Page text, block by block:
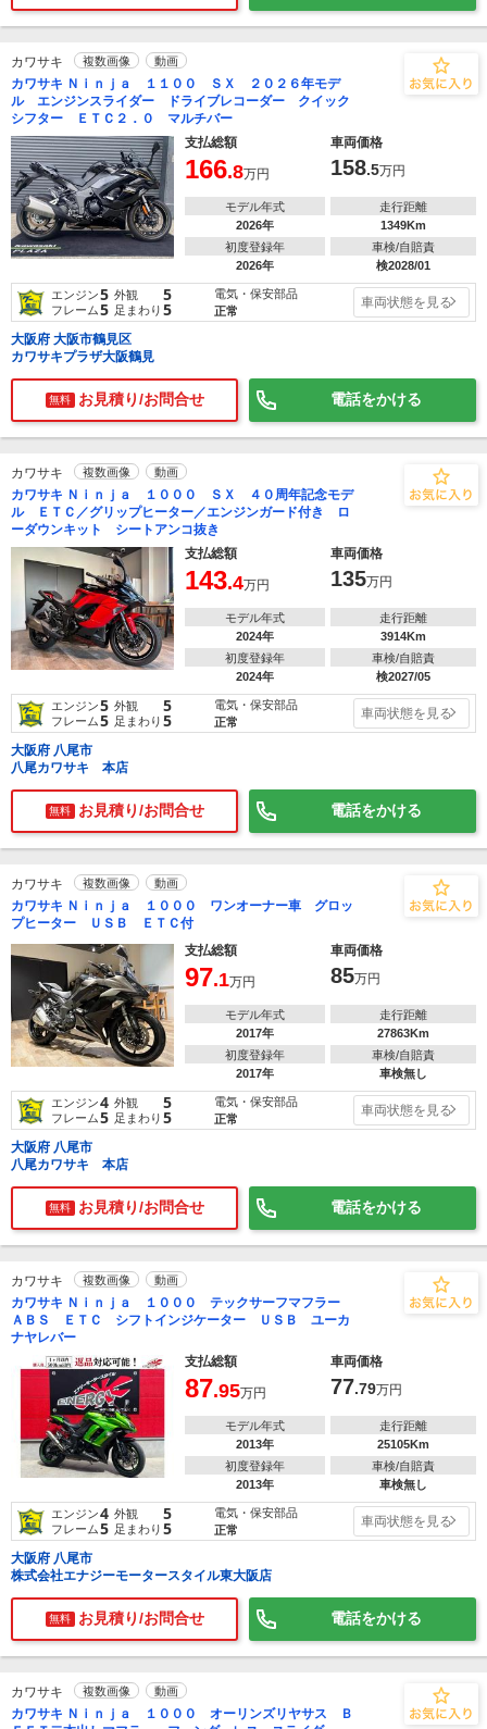
カワサキ 複数画像 動画
カワサキ Ｎｉｎｊａ １１００ ＳＸ ２０２６年モデ
ル エンジンスライダー ドライブレコーダー クイック
シフター ＥＴＣ２．０ マルチバー
支払総額
車両価格
166.8万円 158.5万円
モデル年式
2026年
走行距離
1349Km
初度登録年
2026年
車検/自賠責
検2028/01
エンジン5 外観 5
フレーム5 足まわり 5
電気・保安部品
正常
車両状態を見る
大阪府 大阪市鶴見区
カワサキプラザ大阪鶴見
無料 お見積り/お問合せ 電話をかける
カワサキ 複数画像 動画
カワサキ Ｎｉｎｊａ １０００ ＳＸ ４０周年記念モデ
ル ＥＴＣ／グリップヒーター／エンジンガード付き ロ
ーダウンキット シートアンコ抜き
支払総額
車両価格
143.4万円 135万円
モデル年式
2024年
走行距離
3914Km
初度登録年
2024年
車検/自賠責
検2027/05
エンジン5 外観 5
フレーム5 足まわり 5
電気・保安部品
正常
車両状態を見る
大阪府 八尾市
八尾カワサキ 本店
無料 お見積り/お問合せ 電話をかける
カワサキ 複数画像 動画
カワサキ Ｎｉｎｊａ １０００ ワンオーナー車 グロッ
プヒーター ＵＳＢ ＥＴＣ付
支払総額
車両価格
97.1万円 85万円
モデル年式
2017年
走行距離
27863Km
初度登録年
2017年
車検/自賠責
車検無し
エンジン4 外観 5
フレーム5 足まわり 5
電気・保安部品
正常
車両状態を見る
大阪府 八尾市
八尾カワサキ 本店
無料 お見積り/お問合せ 電話をかける
カワサキ 複数画像 動画
カワサキ Ｎｉｎｊａ １０００ テックサーフマフラー
ＡＢＳ ＥＴＣ シフトインジケーター ＵＳＢ ユーカ
ナヤレバー
支払総額
車両価格
87.95万円 77.79万円
モデル年式
2013年
走行距離
25105Km
初度登録年
2013年
車検/自賠責
車検無し
エンジン4 外観 5
フレーム5 足まわり 5
電気・保安部品
正常
車両状態を見る
大阪府 八尾市
株式会社エナジーモータースタイル東大阪店
無料 お見積り/お問合せ 電話をかける
カワサキ 複数画像 動画
カワサキ Ｎｉｎｊａ １０００ オーリンズリヤサス Ｂ